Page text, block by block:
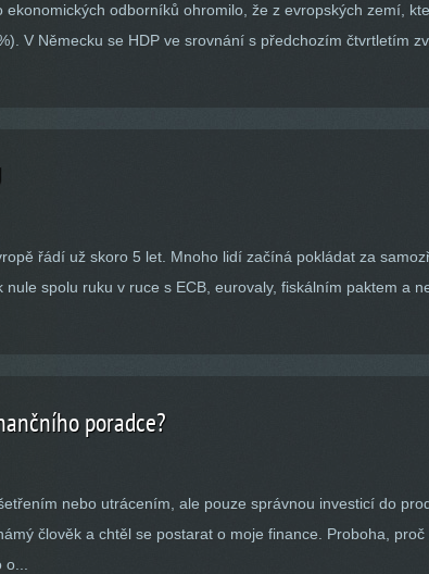
ekonomických odborníků ohromilo, že z evropských zemí,
V Německu se HDP ve srovnání s předchozím čtvrtletím
řádí už skoro 5 let. Mnoho lidí začíná pokládat za
nule spolu ruku v ruce s ECB, eurovaly, fiskálním paktem a
poradce?
nebo utrácením, ale pouze správnou investicí do
člověk a chtěl se postarat o moje finance. Proboha,